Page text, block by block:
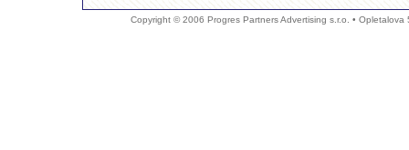
Copyright © 2006 Progres Partners Advertising s.r.o. • Opletalova